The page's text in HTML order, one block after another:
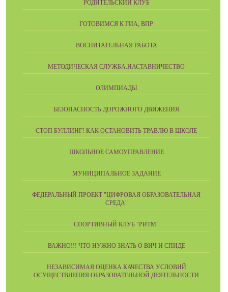
РОДИТЕЛЬСКИЙ КЛУБ
ГОТОВИМСЯ К ГИА, ВПР
ВОСПИТАТЕЛЬНАЯ РАБОТА
МЕТОДИЧЕСКАЯ СЛУЖБА.НАСТАВНИЧЕСТВО
ОЛИМПИАДЫ
БЕЗОПАСНОСТЬ ДОРОЖНОГО ДВИЖЕНИЯ
СТОП БУЛЛИНГ! КАК ОСТАНОВИТЬ ТРАВЛЮ В ШКОЛЕ
ШКОЛЬНОЕ САМОУПРАВЛЕНИЕ
МУНИЦИПАЛЬНОЕ ЗАДАНИЕ
ФЕДЕРАЛЬНЫЙ ПРОЕКТ "ЦИФРОВАЯ ОБРАЗОВАТЕЛЬНАЯ
СРЕДА"
СПОРТИВНЫЙ КЛУБ "РИТМ"
ВАЖНО!!! ЧТО НУЖНО ЗНАТЬ О ВИЧ И СПИДЕ
НЕЗАВИСИМАЯ ОЦЕНКА КАЧЕСТВА УСЛОВИЙ
ОСУЩЕСТВЛЕНИЯ ОБРАЗОВАТЕЛЬНОЙ ДЕЯТЕЛЬНОСТИ